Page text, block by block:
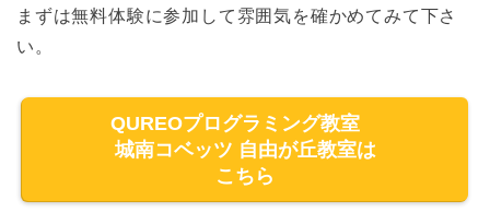
まずは無料体験に参加して雰囲気を確かめてみて下さ
い。
QUREOプログラミング教室
城南コベッツ 自由が丘教室は
こちら